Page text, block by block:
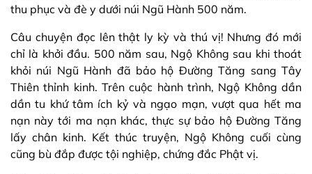
thu phục và đè y dưới núi Ngũ Hành 500 năm.
Câu chuyện đọc lên thật ly kỳ và thú vị! Nhưng đó mới
chỉ là khởi đầu. 500 năm sau, Ngộ Không sau khi thoát
khỏi núi Ngũ Hành đã bảo hộ Đường Tăng sang Tây
Thiên thỉnh kinh. Trên cuộc hành trình, Ngộ Không dần
dần tu khứ tâm ích kỷ và ngạo mạn, vượt qua hết ma
nạn này tới ma nạn khác, thực sự bảo hộ Đường Tăng
lấy chân kinh. Kết thúc truyện, Ngộ Không cuối cùng
cũng bù đắp được tội nghiệp, chứng đắc Phật vị.